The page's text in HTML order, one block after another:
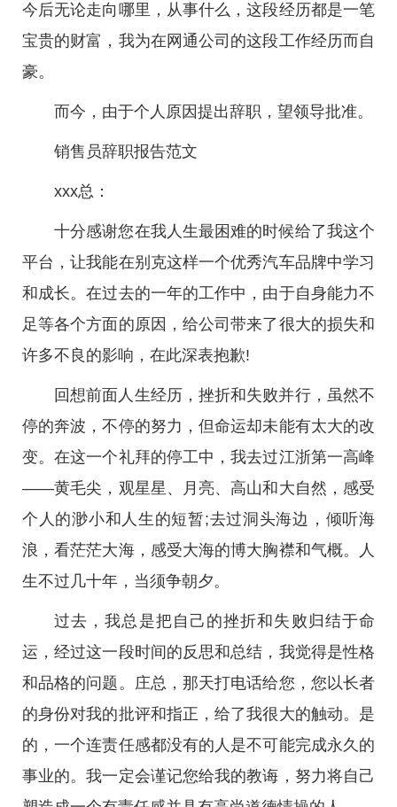
今后无论走向哪里，从事什么，这段经历都是一笔
宝贵的财富，我为在网通公司的这段工作经历而自
豪。
而今，由于个人原因提出辞职，望领导批准。
销售员辞职报告范文
xxx总：
十分感谢您在我人生最困难的时候给了我这个
平台，让我能在别克这样一个优秀汽车品牌中学习
和成长。在过去的一年的工作中，由于自身能力不
足等各个方面的原因，给公司带来了很大的损失和
许多不良的影响，在此深表抱歉!
回想前面人生经历，挫折和失败并行，虽然不
停的奔波，不停的努力，但命运却未能有太大的改
变。在这一个礼拜的停工中，我去过江浙第一高峰
——黄毛尖，观星星、月亮、高山和大自然，感受
个人的渺小和人生的短暂;去过洞头海边，倾听海
浪，看茫茫大海，感受大海的博大胸襟和气概。人
生不过几十年，当须争朝夕。
过去，我总是把自己的挫折和失败归结于命
运，经过这一段时间的反思和总结，我觉得是性格
和品格的问题。庄总，那天打电话给您，您以长者
的身份对我的批评和指正，给了我很大的触动。是
的，一个连责任感都没有的人是不可能完成永久的
事业的。我一定会谨记您给我的教诲，努力将自己